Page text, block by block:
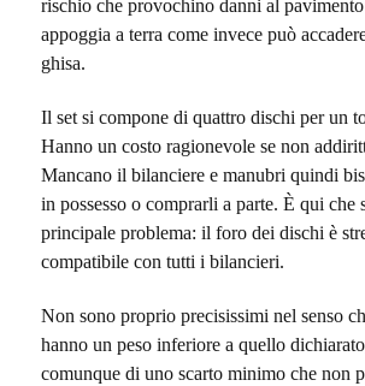
rischio che provochino danni al
appoggia a terra come invece può
ghisa.
Il set si compone di quattro dischi per un
Hanno un costo ragionevole se non
Mancano il bilanciere e manubri quindi
in possesso o comprarli a parte. È qui che
principale problema: il foro dei dischi è
compatibile con tutti i bilancieri.
Non sono proprio precisissimi nel senso
hanno un peso inferiore a quello
comunque di uno scarto minimo che non